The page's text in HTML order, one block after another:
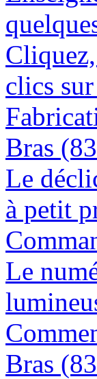
clics
Bras
Le
à petit
Le
Bras